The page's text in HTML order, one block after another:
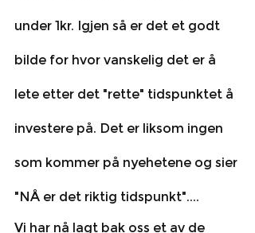
under 1kr. Igjen så er det et godt
bilde for hvor vanskelig det er å
lete etter det "rette" tidspunktet å
investere på. Det er liksom ingen
som kommer på nyehetene og sier
"NÅ er det riktig tidspunkt"....
Vi har nå lagt bak oss et av de